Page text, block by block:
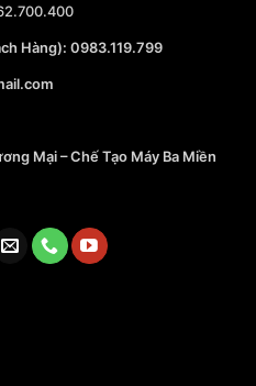
Hàng): 0983.119.799
Mại – Chế Tạo Máy Ba Miền